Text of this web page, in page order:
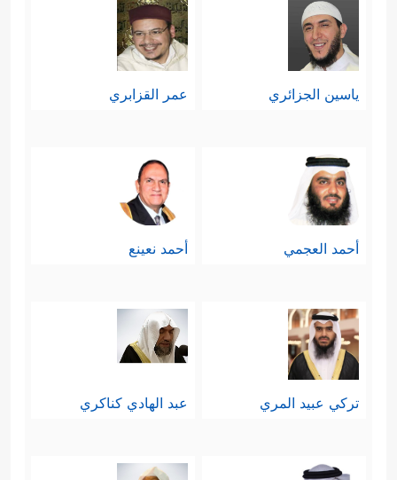
ياسين الجزائري عمر القزابري
أحمد العجمي أحمد نعينع
تركي عبيد المري عبد الهادي كناكري